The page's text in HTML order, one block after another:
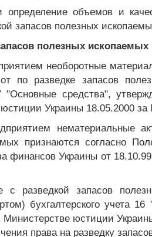
объемов и
запасов полезных
полезных ископаемых
необоротные
по разведке запасов
"Основные средства",
Украины 18.05.2000 за
нематериальные
признаются согласно
финансов Украины от
с разведкой запасов
бухгалтерского учета
юстиции
права на разведку